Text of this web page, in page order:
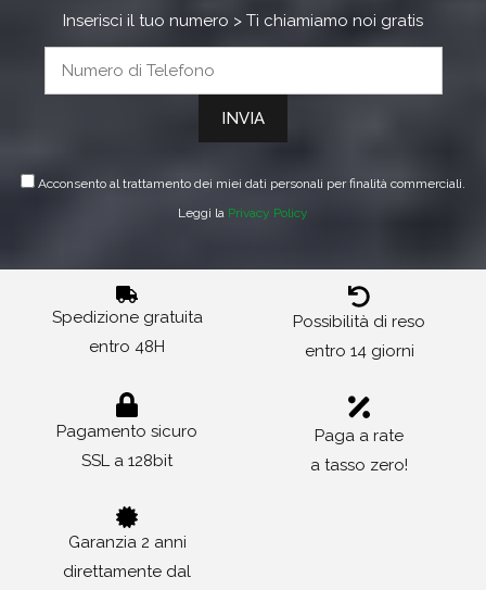
Inserisci il tuo numero > Ti chiamiamo noi gratis
Acconsento al trattamento dei miei dati personali per finalità commerciali.
Leggi la Privacy Policy
Spedizione gratuita
entro 48H
Possibilità di reso
entro 14 giorni
Pagamento sicuro
SSL a 128bit
Paga a rate
a tasso zero!
Garanzia 2 anni
direttamente dal